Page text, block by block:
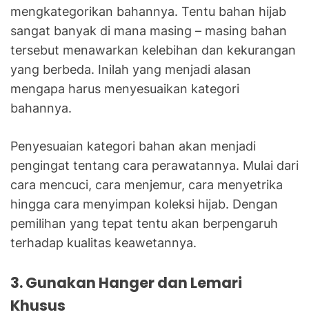
mengkategorikan bahannya. Tentu bahan hijab
sangat banyak di mana masing – masing bahan
tersebut menawarkan kelebihan dan kekurangan
yang berbeda. Inilah yang menjadi alasan
mengapa harus menyesuaikan kategori
bahannya.
Penyesuaian kategori bahan akan menjadi
pengingat tentang cara perawatannya. Mulai dari
cara mencuci, cara menjemur, cara menyetrika
hingga cara menyimpan koleksi hijab. Dengan
pemilihan yang tepat tentu akan berpengaruh
terhadap kualitas keawetannya.
3. Gunakan Hanger dan Lemari
Khusus